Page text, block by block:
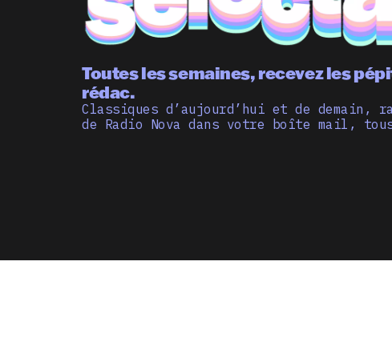
Toutes les semaines, recevez les
rédac.
Classiques d’aujourd’hui et de demain,
de Radio Nova dans votre boîte mail,